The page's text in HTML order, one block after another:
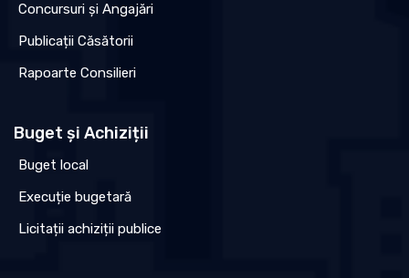
Concursuri și Angajări
Publicații Căsătorii
Rapoarte Consilieri
Buget și Achiziții
Buget local
Execuție bugetară
Licitații achiziții publice